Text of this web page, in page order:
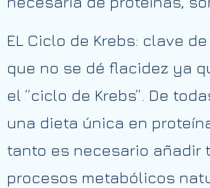
EL Ciclo de Krebs: clave
que no se dé flacidez ya
el ”ciclo de Krebs”. De
una dieta única en
tanto es necesario añadir
procesos metabólicos